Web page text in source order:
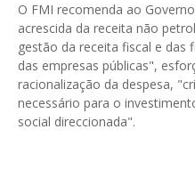
O FMI recomenda ao
acrescida da receita não
gestão da receita fiscal e das
das empresas públicas",
racionalização da despesa,
necessário para o
social direccionada".